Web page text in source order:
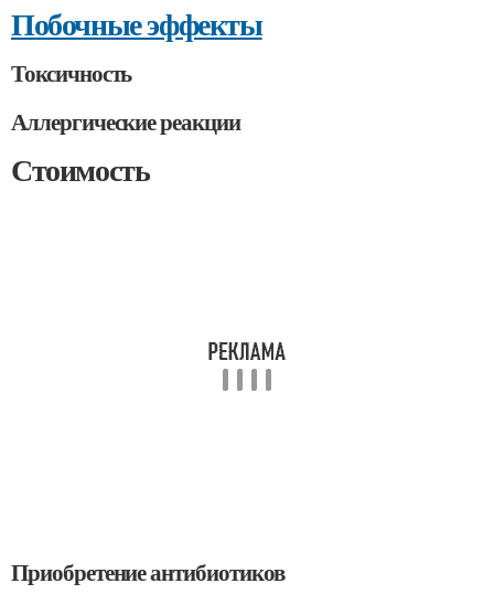
Побочные эффекты
Токсичность
Аллергические реакции
Стоимость
Приобретение антибиотиков